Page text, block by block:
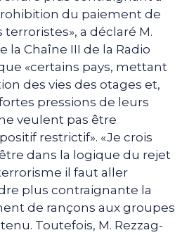
du paiement de
a déclaré M.
la Chaîne III de la Radio
«certains pays, mettant
des vies des otages et,
pressions de leurs
veulent pas être
restrictif». «Je crois
dans la logique du rejet
il faut aller
plus contraignante la
de rançons aux groupes
Toutefois, M. Rezzag-